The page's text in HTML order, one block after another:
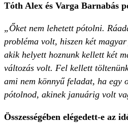
Tóth Alex és Varga Barnabás
„Őket nem lehetett pótolni.
probléma volt, hiszen két
akik helyett hoznunk kellett két
változás volt. Fel kellett
ami nem könnyű feladat, ha egy
pótolnod, akinek januárig volt
Összességében elégedett-e az